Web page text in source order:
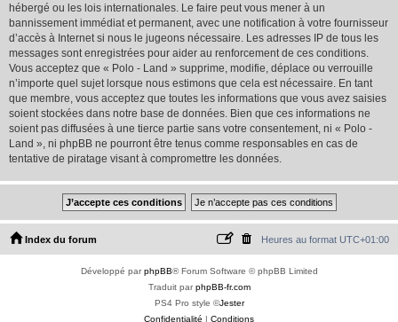
hébergé ou les lois internationales. Le faire peut vous mener à un
bannissement immédiat et permanent, avec une notification à votre fournisseur
d’accès à Internet si nous le jugeons nécessaire. Les adresses IP de tous les
messages sont enregistrées pour aider au renforcement de ces conditions.
Vous acceptez que « Polo - Land » supprime, modifie, déplace ou verrouille
n’importe quel sujet lorsque nous estimons que cela est nécessaire. En tant
que membre, vous acceptez que toutes les informations que vous avez saisies
soient stockées dans notre base de données. Bien que ces informations ne
soient pas diffusées à une tierce partie sans votre consentement, ni « Polo -
Land », ni phpBB ne pourront être tenus comme responsables en cas de
tentative de piratage visant à compromettre les données.
Index du forum Heures au format UTC+01:00
Développé parphpBB® Forum Software © phpBB Limited
Traduit parphpBB-fr.com
PS4 Pro style ©Jester
Confidentialité | Conditions